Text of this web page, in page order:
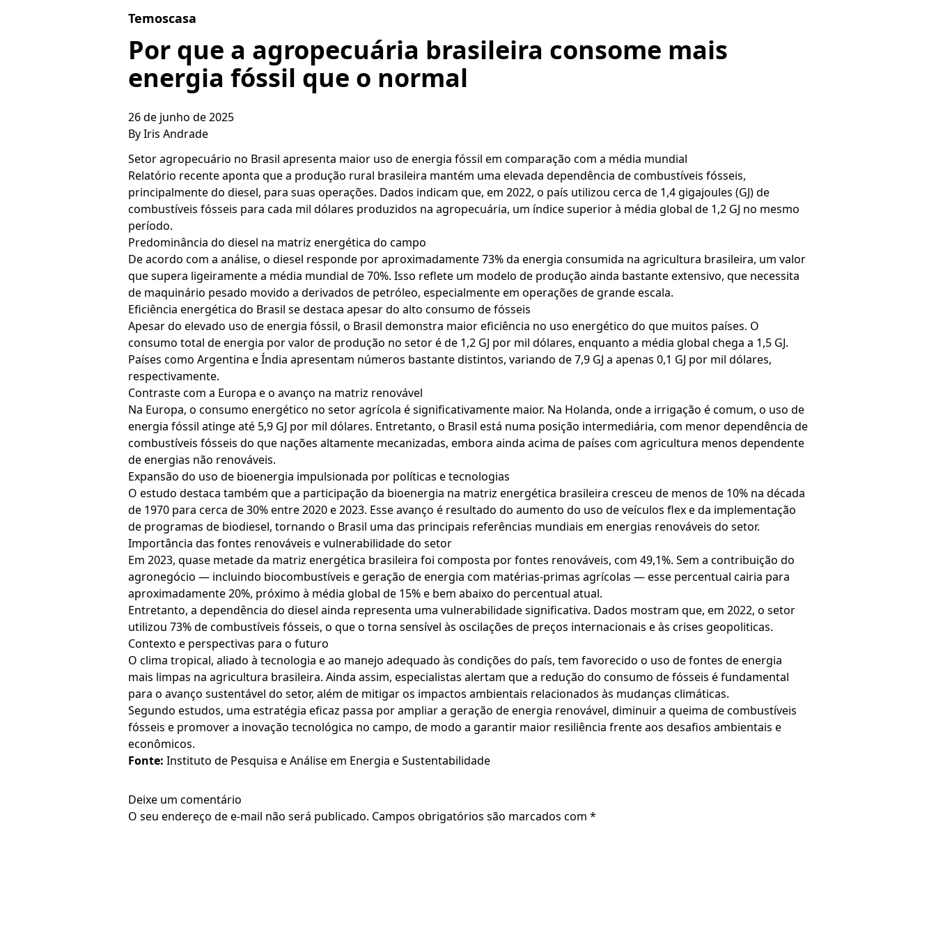
Temoscasa
Por que a agropecuária brasileira consome mais
energia fóssil que o normal
26 de junho de 2025
ByIris Andrade
Setor agropecuário no Brasil apresenta maior uso de energia fóssil em comparação com a média mundial
Relatório recente aponta que a produção rural brasileira mantém uma elevada dependência de combustíveis fósseis,
principalmente do diesel, para suas operações. Dados indicam que, em 2022, o país utilizou cerca de 1,4 gigajoules (GJ) de
combustíveis fósseis para cada mil dólares produzidos na agropecuária, um índice superior à média global de 1,2 GJ no mesmo
período.
Predominância do diesel na matriz energética do campo
De acordo com a análise, o diesel responde por aproximadamente 73% da energia consumida na agricultura brasileira, um valor
que supera ligeiramente a média mundial de 70%. Isso reflete um modelo de produção ainda bastante extensivo, que necessita
de maquinário pesado movido a derivados de petróleo, especialmente em operações de grande escala.
Eficiência energética do Brasil se destaca apesar do alto consumo de fósseis
Apesar do elevado uso de energia fóssil, o Brasil demonstra maior eficiência no uso energético do que muitos países. O
consumo total de energia por valor de produção no setor é de 1,2 GJ por mil dólares, enquanto a média global chega a 1,5 GJ.
Países como Argentina e Índia apresentam números bastante distintos, variando de 7,9 GJ a apenas 0,1 GJ por mil dólares,
respectivamente.
Contraste com a Europa e o avanço na matriz renovável
Na Europa, o consumo energético no setor agrícola é significativamente maior. Na Holanda, onde a irrigação é comum, o uso de
energia fóssil atinge até 5,9 GJ por mil dólares. Entretanto, o Brasil está numa posição intermediária, com menor dependência de
combustíveis fósseis do que nações altamente mecanizadas, embora ainda acima de países com agricultura menos dependente
de energias não renováveis.
Expansão do uso de bioenergia impulsionada por políticas e tecnologias
O estudo destaca também que a participação da bioenergia na matriz energética brasileira cresceu de menos de 10% na década
de 1970 para cerca de 30% entre 2020 e 2023. Esse avanço é resultado do aumento do uso de veículos flex e da implementação
de programas de biodiesel, tornando o Brasil uma das principais referências mundiais em energias renováveis do setor.
Importância das fontes renováveis e vulnerabilidade do setor
Em 2023, quase metade da matriz energética brasileira foi composta por fontes renováveis, com 49,1%. Sem a contribuição do
agronegócio — incluindo biocombustíveis e geração de energia com matérias-primas agrícolas — esse percentual cairia para
aproximadamente 20%, próximo à média global de 15% e bem abaixo do percentual atual.
Entretanto, a dependência do diesel ainda representa uma vulnerabilidade significativa. Dados mostram que, em 2022, o setor
utilizou 73% de combustíveis fósseis, o que o torna sensível às oscilações de preços internacionais e às crises geopoliticas.
Contexto e perspectivas para o futuro
O clima tropical, aliado à tecnologia e ao manejo adequado às condições do país, tem favorecido o uso de fontes de energia
mais limpas na agricultura brasileira. Ainda assim, especialistas alertam que a redução do consumo de fósseis é fundamental
para o avanço sustentável do setor, além de mitigar os impactos ambientais relacionados às mudanças climáticas.
Segundo estudos, uma estratégia eficaz passa por ampliar a geração de energia renovável, diminuir a queima de combustíveis
fósseis e promover a inovação tecnológica no campo, de modo a garantir maior resiliência frente aos desafios ambientais e
econômicos.
Fonte: Instituto de Pesquisa e Análise em Energia e Sustentabilidade
Deixe um comentário
O seu endereço de e-mail não será publicado. Campos obrigatórios são marcados com *